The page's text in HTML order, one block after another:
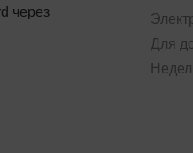
Для